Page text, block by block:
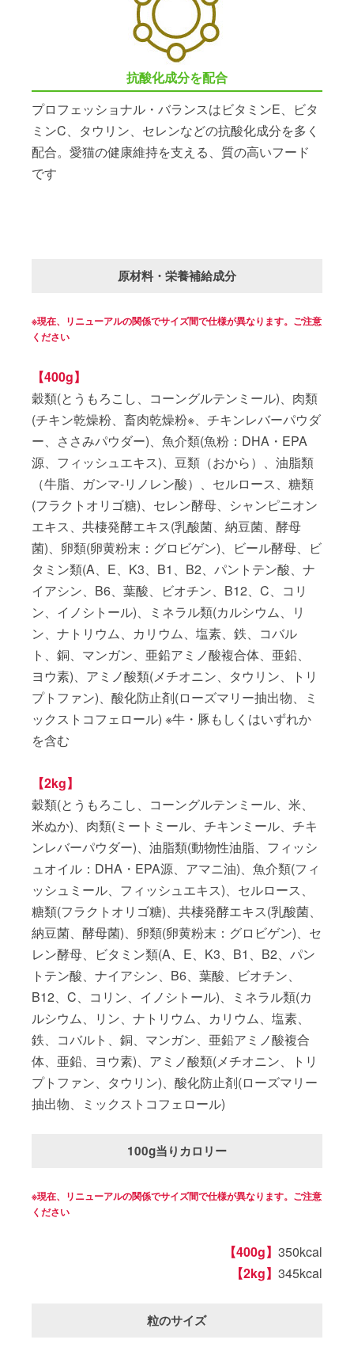
抗酸化成分を配合
プロフェッショナル・バランスはビタミンE、ビタ
ミンC、タウリン、セレンなどの抗酸化成分を多く
配合。愛猫の健康維持を支える、質の高いフード
です
原材料・栄養補給成分
※現在、リニューアルの関係でサイズ間で仕様が異なります。ご注意
ください
【400g】
穀類(とうもろこし、コーングルテンミール)、肉類
(チキン乾燥粉、畜肉乾燥粉※、チキンレバーパウダ
ー、ささみパウダー)、魚介類(魚粉：DHA・EPA
源、フィッシュエキス)、豆類（おから）、油脂類
（牛脂、ガンマ-リノレン酸）、セルロース、糖類
(フラクトオリゴ糖)、セレン酵母、シャンピニオン
エキス、共棲発酵エキス(乳酸菌、納豆菌、酵母
菌)、卵類(卵黄粉末：グロビゲン)、ビール酵母、ビ
タミン類(A、E、K3、B1、B2、パントテン酸、ナ
イアシン、B6、葉酸、ビオチン、B12、C、コリ
ン、イノシトール)、ミネラル類(カルシウム、リ
ン、ナトリウム、カリウム、塩素、鉄、コバル
ト、銅、マンガン、亜鉛アミノ酸複合体、亜鉛、
ヨウ素)、アミノ酸類(メチオニン、タウリン、トリ
プトファン)、酸化防止剤(ローズマリー抽出物、ミ
ックストコフェロール) ※牛・豚もしくはいずれか
を含む
【2kg】
穀類(とうもろこし、コーングルテンミール、米、
米ぬか)、肉類(ミートミール、チキンミール、チキ
ンレバーパウダー)、油脂類(動物性油脂、フィッシ
ュオイル：DHA・EPA源、アマニ油)、魚介類(フィ
ッシュミール、フィッシュエキス)、セルロース、
糖類(フラクトオリゴ糖)、共棲発酵エキス(乳酸菌、
納豆菌、酵母菌)、卵類(卵黄粉末：グロビゲン)、セ
レン酵母、ビタミン類(A、E、K3、B1、B2、パン
トテン酸、ナイアシン、B6、葉酸、ビオチン、
B12、C、コリン、イノシトール)、ミネラル類(カ
ルシウム、リン、ナトリウム、カリウム、塩素、
鉄、コバルト、銅、マンガン、亜鉛アミノ酸複合
体、亜鉛、ヨウ素)、アミノ酸類(メチオニン、トリ
プトファン、タウリン)、酸化防止剤(ローズマリー
抽出物、ミックストコフェロール)
100g当りカロリー
※現在、リニューアルの関係でサイズ間で仕様が異なります。ご注意
ください
【400g】 350kcal
【2kg】 345kcal
粒のサイズ